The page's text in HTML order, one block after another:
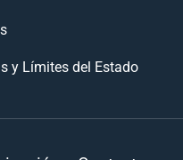
y Límites del Estado